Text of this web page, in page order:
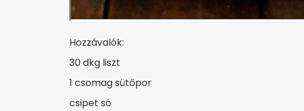
Hozzávalók:
30 dkg liszt
1 csomag sütőpor
csipet só